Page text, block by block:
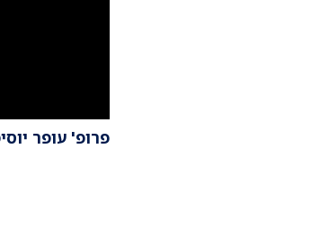
פרופ' עופר